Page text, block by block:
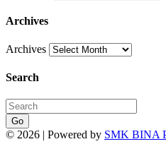
Archives
Archives
Search
Go
© 2026 | Powered by SMK BINA